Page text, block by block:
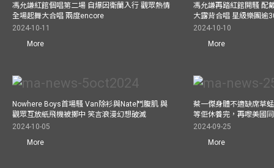
馮允謙紅館個唱第二場 自爆因衛蘭入行 觀眾熱情
全場起舞大合唱 兩度encore
2024-10-11
More
馮允謙再踏紅館開騷 配
大露背合唱 星級樂團逾
2024-10-10
More
Nowhere Boys首場騷 Van除衫與Nate鬥腹肌 與
觀眾互放紙飛機被擲中 笑言浪漫幻想破滅
2024-10-05
More
蔡一傑身體不適缺席草
等佢休養完，再嚟美國
2024-09-25
More